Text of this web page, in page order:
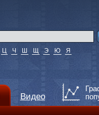
Ц Ч Ш Щ Э Ю Я
Видео